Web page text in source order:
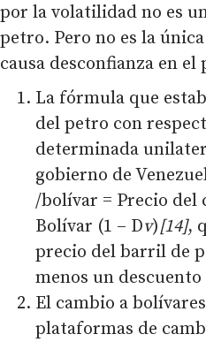
por la volatilidad no es
petro. Pero no es la
causa desconfianza en el
La fórmula que
del petro con
determinada
gobierno de
/bolívar = Precio
Bolívar (1 – Dv)[14],
precio del barril de
menos un descuento
El cambio a
plataformas de